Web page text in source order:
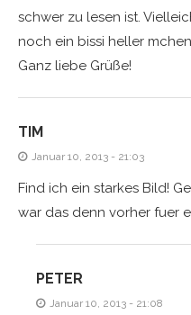
schwer zu lesen ist.
noch ein bissi heller
Ganz liebe Grüße!
TIM
Januar 10, 2013 - 21:03
Find ich ein starkes Bild!
war das denn vorher fuer
PETER
Januar 10, 2013 - 21:08